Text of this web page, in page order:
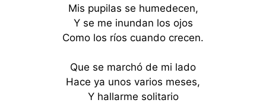
Mis pupilas se humedecen,
Y se me inundan los ojos
Como los ríos cuando crecen.
Que se marchó de mi lado
Hace ya unos varios meses,
Y hallarme solitario